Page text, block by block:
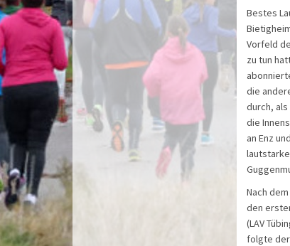
Bestes
Vorfeld
zu tun
die
durch,
die
an Enz
Nach
den
(LAV
folgte der